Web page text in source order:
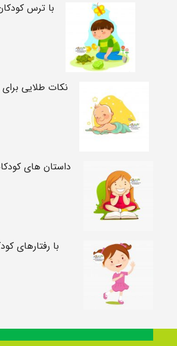
با ترس
نکات طلایی
داستان های
با رفتارهای